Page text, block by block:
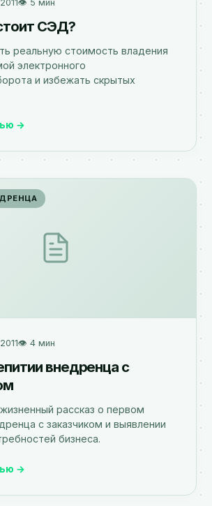
👁️ 5 мин
СЭД?
реальную стоимость владения
электронного
и избежать скрытых
→
👁️ 4 мин
внедренца с
рассказ о первом
с заказчиком и выявлении
бизнеса.
→